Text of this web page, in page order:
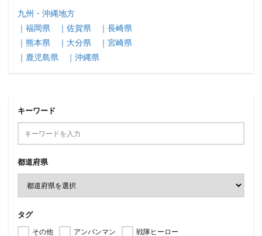
九州・沖縄地方
｜福岡県
｜佐賀県
｜長崎県
｜熊本県
｜大分県
｜宮崎県
｜鹿児島県
｜沖縄県
キーワード
都道府県
タグ
その他 アンパンマン 戦隊ヒーロー